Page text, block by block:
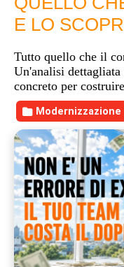
E LO
Tutto quello che il
Un'analisi
concreto per
Modernizzazione